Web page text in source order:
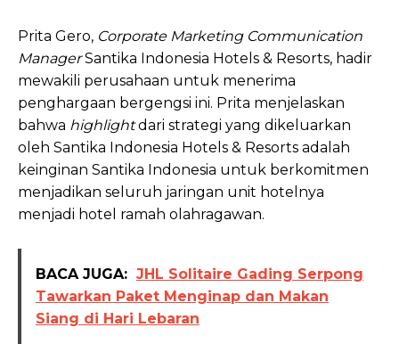
Prita Gero, Corporate Marketing Communication
ManagerSantika Indonesia Hotels & Resorts, hadir
mewakili perusahaan untuk menerima
penghargaan bergengsi ini. Prita menjelaskan
bahwa highlightdari strategi yang dikeluarkan
oleh Santika Indonesia Hotels & Resorts adalah
keinginan Santika Indonesia untuk berkomitmen
menjadikan seluruh jaringan unit hotelnya
menjadi hotel ramah olahragawan.
BACA JUGA: JHL Solitaire Gading Serpong
Tawarkan Paket Menginap dan Makan
Siang di Hari Lebaran